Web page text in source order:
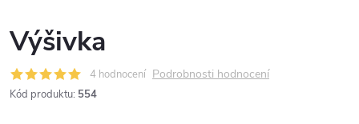
Výšivka
4 hodnocení Podrobnosti hodnocení
Kód produktu: 554